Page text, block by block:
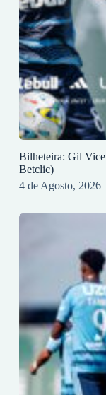
Bilheteira: Gil
Betclic)
4 de Agosto, 2026